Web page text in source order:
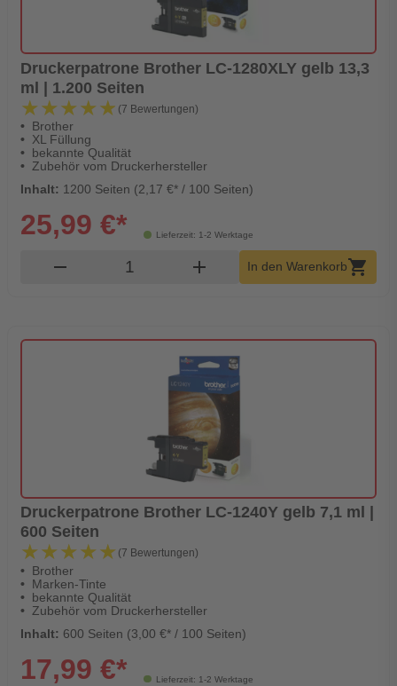
Druckerpatrone Brother LC-1280XLY gelb 13,3
ml | 1.200 Seiten
★★★★★
★★★★★ (7 Bewertungen)
Brother
XL Füllung
bekannte Qualität
Zubehör vom Druckerhersteller
Inhalt: 1200 Seiten (2,17 €* / 100 Seiten)
Lieferzeit: 1-2 Werktage
25,99 €*
remove Produkt Warenkorb Menge
add In den Warenkorbshopping_cart
Druckerpatrone Brother LC-1240Y gelb 7,1 ml |
600 Seiten
★★★★★
★★★★★ (7 Bewertungen)
Brother
Marken-Tinte
bekannte Qualität
Zubehör vom Druckerhersteller
Inhalt: 600 Seiten (3,00 €* / 100 Seiten)
Lieferzeit: 1-2 Werktage
17,99 €*